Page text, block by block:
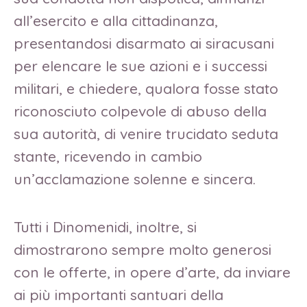
all’esercito e alla cittadinanza,
presentandosi disarmato ai siracusani
per elencare le sue azioni e i successi
militari, e chiedere, qualora fosse stato
riconosciuto colpevole di abuso della
sua autorità, di venire trucidato seduta
stante, ricevendo in cambio
un’acclamazione solenne e sincera.
Tutti i Dinomenidi, inoltre, si
dimostrarono sempre molto generosi
con le offerte, in opere d’arte, da inviare
ai più importanti santuari della